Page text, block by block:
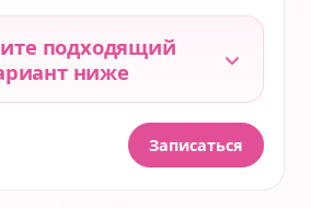
подходящий
ниже
Записаться